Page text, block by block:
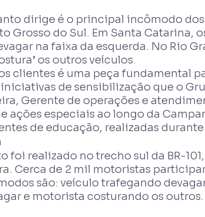
dirige é o principal incômodo
Grosso do Sul. Em Santa Catarina,
na faixa da esquerda. No Rio
os outros veículos.
clientes é uma peça fundamental
de sensibilização que o
Gerente de operações e
ações especiais ao longo da
de educação, realizadas
foi realizado no trecho sul da BR-101,
Cerca de 2 mil motoristas
são: veículo trafegando
e motorista costurando os outros.